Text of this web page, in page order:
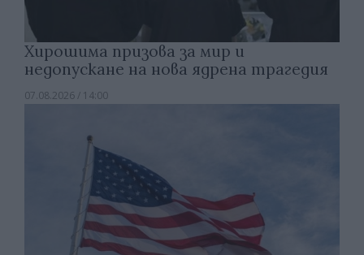
Хирошима призова за мир и
недопускане на нова ядрена трагедия
07.08.2026 / 14:00